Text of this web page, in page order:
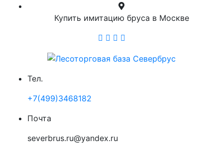
Купить имитацию бруса в Москве
Тел.
+7(499)3468182
Почта
severbrus.ru@yandex.ru